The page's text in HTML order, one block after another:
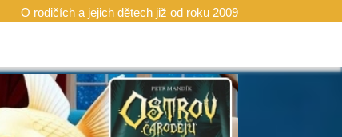
O rodičích a jejich dětech již od roku 2009